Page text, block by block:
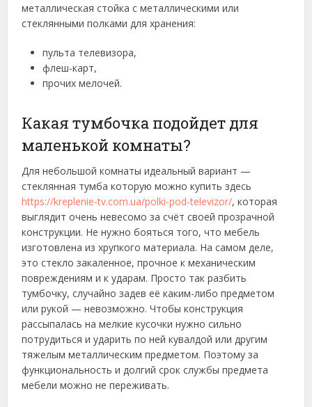
металлическая стойка с металлическими или
стеклянными полками для хранения:
пульта телевизора,
флеш-карт,
прочих мелочей.
Какая тумбочка подойдет для
маленькой комнаты?
Для небольшой комнаты идеальный вариант —
стеклянная тумба которую можно купить здесь
https://kreplenie-tv.com.ua/polki-pod-televizor/, которая
выглядит очень невесомо за счёт своей прозрачной
конструкции. Не нужно бояться того, что мебель
изготовлена из хрупкого материала. На самом деле,
это стекло закаленное, прочное к механическим
повреждениям и к ударам. Просто так разбить
тумбочку, случайно задев её каким-либо предметом
или рукой — невозможно. Чтобы конструкция
рассыпалась на мелкие кусочки нужно сильно
потрудиться и ударить по ней кувалдой или другим
тяжелым металлическим предметом. Поэтому за
функциональность и долгий срок службы предмета
мебели можно не переживать.